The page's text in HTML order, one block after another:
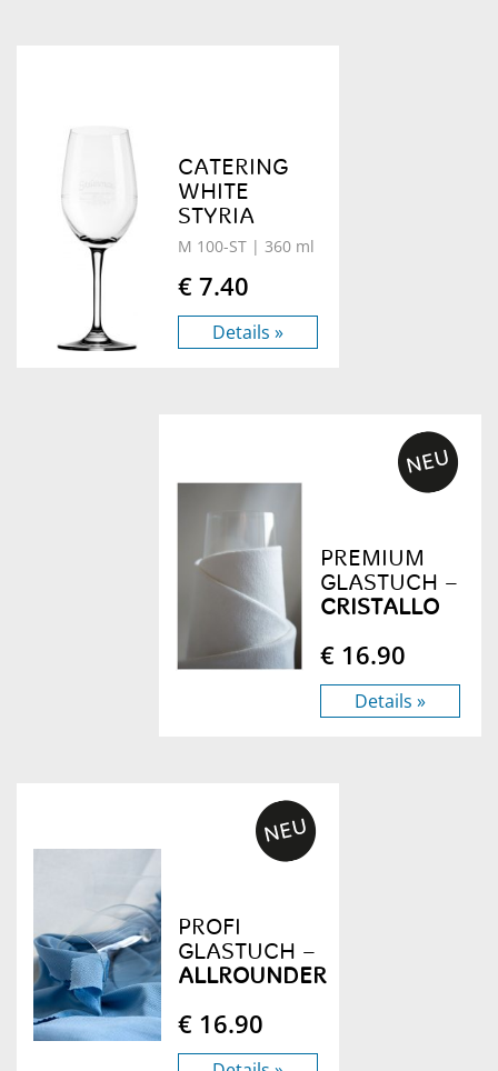
CATERING
WHITE
STYRIA
M 100-ST | 360 ml
€ 7.40
Details »
PREMIUM
GLASTUCH –
CRISTALLO
€ 16.90
Details »
PROFI
GLASTUCH –
ALLROUNDER
€ 16.90